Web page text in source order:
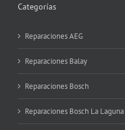
Categorías
Reparaciones AEG
Reparaciones Balay
Reparaciones Bosch
Reparaciones Bosch La Laguna